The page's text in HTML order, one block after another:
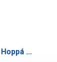
Hoppá ...